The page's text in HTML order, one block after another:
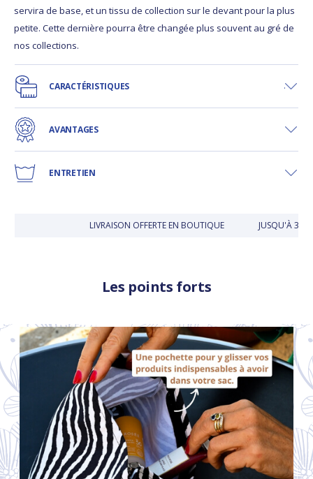
servira de base, et un tissu de collection sur le devant pour la plus
petite. Cette dernière pourra être changée plus souvent au gré de
nos collections.
CARACTÉRISTIQUES
AVANTAGES
ENTRETIEN
LIVRAISON OFFERTE EN BOUTIQUE JUSQU'À 30
Les points forts